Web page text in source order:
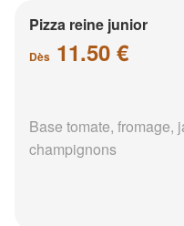
Pizza reine junior
Dès 11.50 €
Base tomate, fromage,
champignons